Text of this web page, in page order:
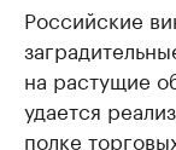
Российские
на растущие
удается
полке